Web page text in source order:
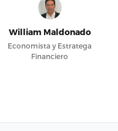
William Maldonado
Economista y Estratega
Financiero